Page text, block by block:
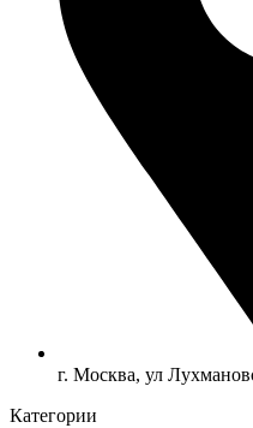
г. Москва, ул
Категории